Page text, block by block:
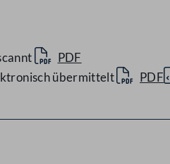
PDF
übermittelt
PDF